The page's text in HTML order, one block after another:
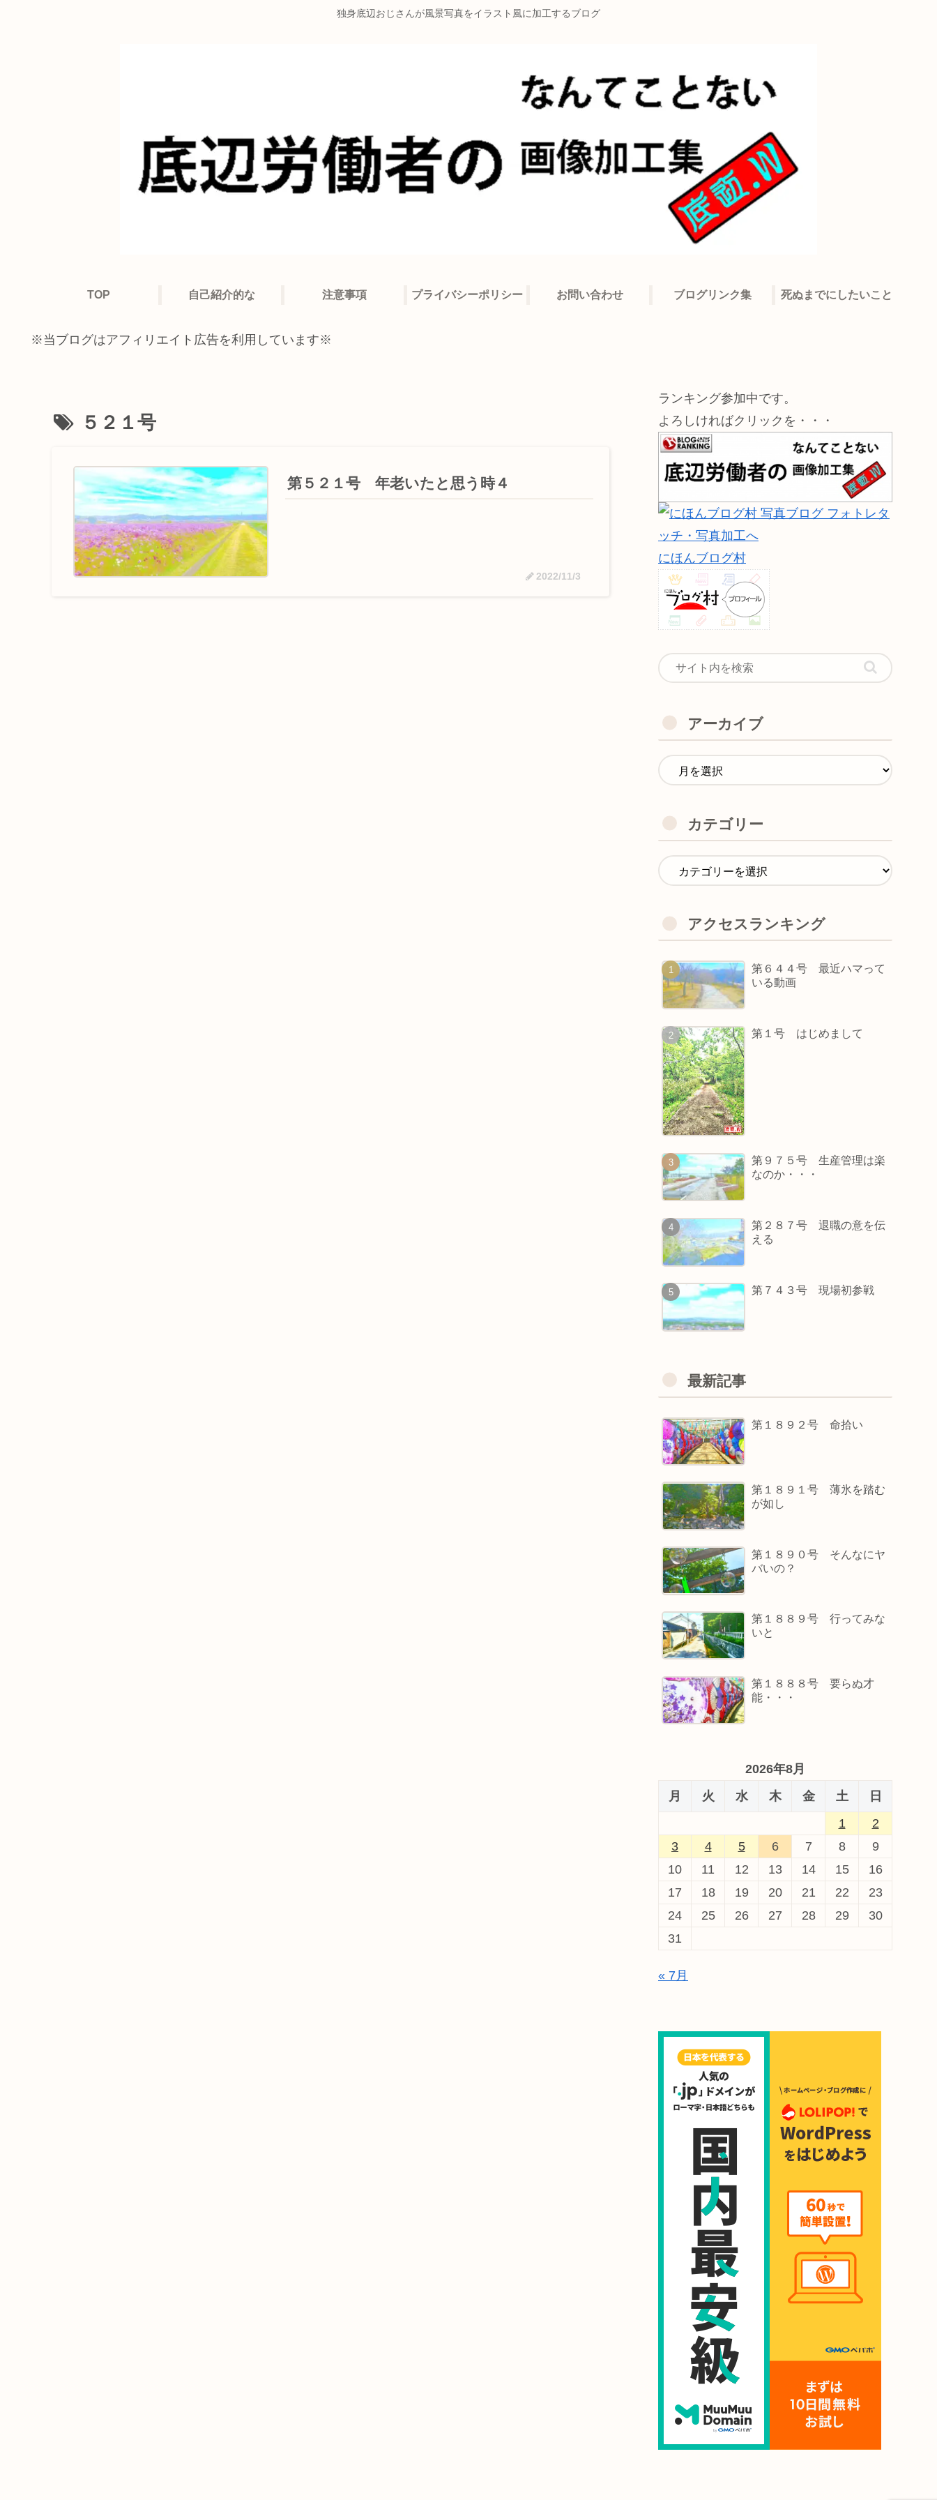
独身底辺おじさんが風景写真をイラスト風に加工するブログ
TOP 自己紹介的な 注意事項 プライバシーポリシー お問い合わせ ブログリンク集 死ぬまでにしたいこと
※当ブログはアフィリエイト広告を利用しています※
５２１号
第５２１号 年老いたと思う時４
2022/11/3
ランキング参加中です。
よろしければクリックを・・・
にほんブログ村
アーカイブ
カテゴリー
アクセスランキング
第６４４号 最近ハマって
いる動画
第１号 はじめまして
第９７５号 生産管理は楽
なのか・・・
第２８７号 退職の意を伝
える
第７４３号 現場初参戦
最新記事
第１８９２号 命拾い
第１８９１号 薄氷を踏む
が如し
第１８９０号 そんなにヤ
バいの？
第１８８９号 行ってみな
いと
第１８８８号 要らぬ才
能・・・
2026年8月
月
火 水 木 金 土
日
1
2
3
4 5 6 7 8
9
10
11 12 13 14 15
16
17
18 19 20 21 22
23
24
25 26 27 28 29
30
31
« 7月